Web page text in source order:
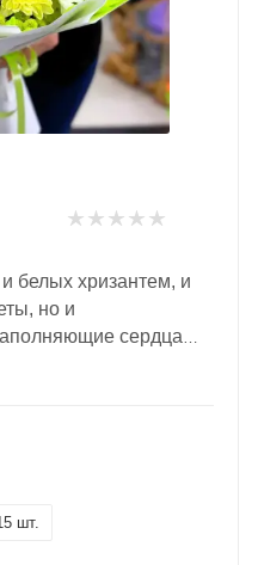
белых хризантем, и
но и
сердца
шт.